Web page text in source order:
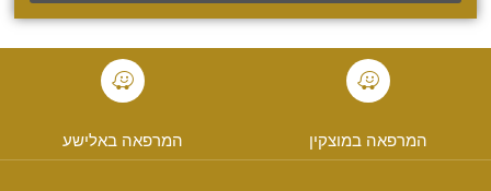
המרפאה במוצקין המרפאה באלישע